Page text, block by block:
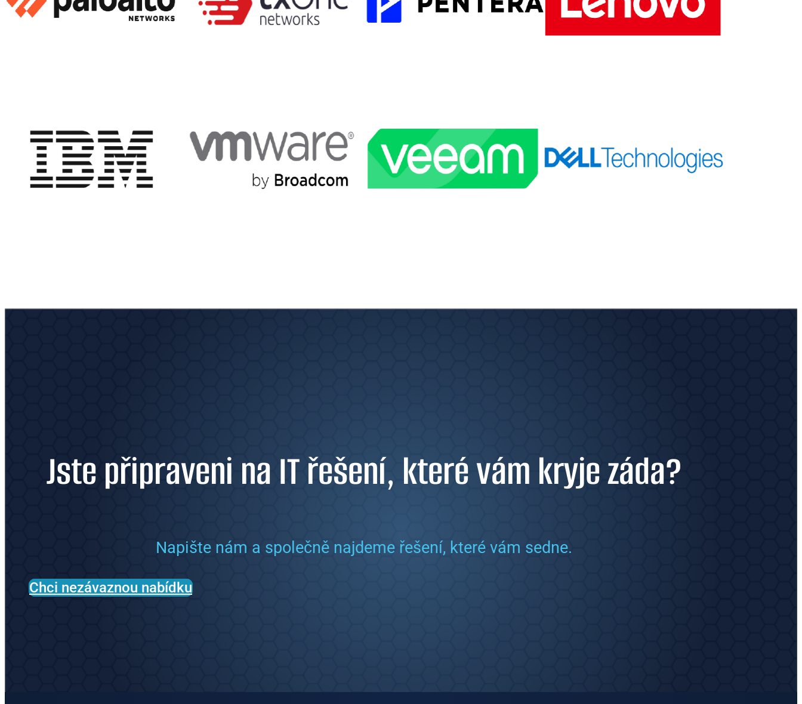
Jste připraveni na IT řešení, které vám kryje záda?
Napište nám a společně najdeme řešení, které vám sedne.
Chci nezávaznou nabídku